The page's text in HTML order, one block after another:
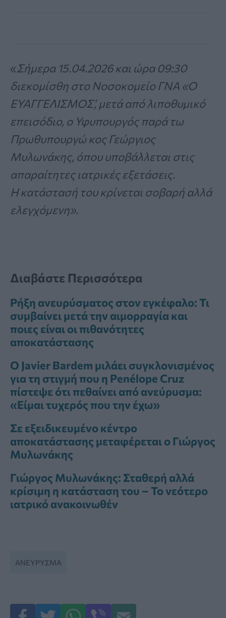
«Σήμερα 15.04.2026 και ώρα 09:30
διεκομίσθη στο Νοσοκομείο ΓΝΑ «Ο
ΕΥΑΓΓΕΛΙΣΜΟΣ’, μετά από λιποθυμικό
επεισόδιο, ο Υφυπουργός παρά τω
Πρωθυπουργώ κος Γεώργιος
Μυλωνάκης, όπου υποβάλλεται στις
απαραίτητες ιατρικές εξετάσεις.
Η κατάστασή του κρίνεται σοβαρή αλλά
ελεγχόμενη».
Διαβάστε Περισσότερα
Ρήξη ανευρύσματος στον εγκέφαλο: Τι
συμβαίνει μετά την αιμορραγία και
ποιες είναι οι πιθανότητες
αποκατάστασης
Ο Javier Bardem μιλάει συγκλονισμένος
για τη στιγμή που η Penélope Cruz
πίστεψε ότι πεθαίνει από ανεύρυσμα:
«Είμαι τυχερός που την έχω»
Σε εξειδικευμένο κέντρο
αποκατάστασης μεταφέρεται ο Γιώργος
Μυλωνάκης
Γιώργος Μυλωνάκης: Σταθερή αλλά
κρίσιμη η κατάσταση του – Το νεότερο
ιατρικό ανακοινωθέν
ΑΝΕΎΡΥΣΜΑ